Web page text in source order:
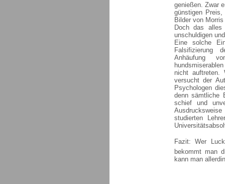
genießen. Zwar
günstigen
Bilder von
Doch das
unschuldigen
Eine solche
Falsifizierung
Anhäufung
nicht auftreten.
versucht der
Psychologen
denn sämtliche
schief und
studierten
Fazit: Wer
bekommt man
kann man